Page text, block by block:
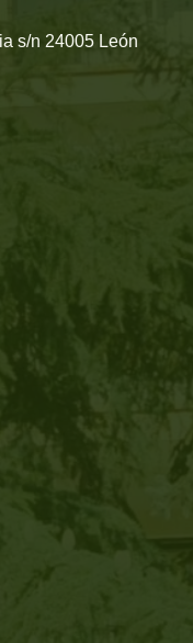
s/n 24005 León